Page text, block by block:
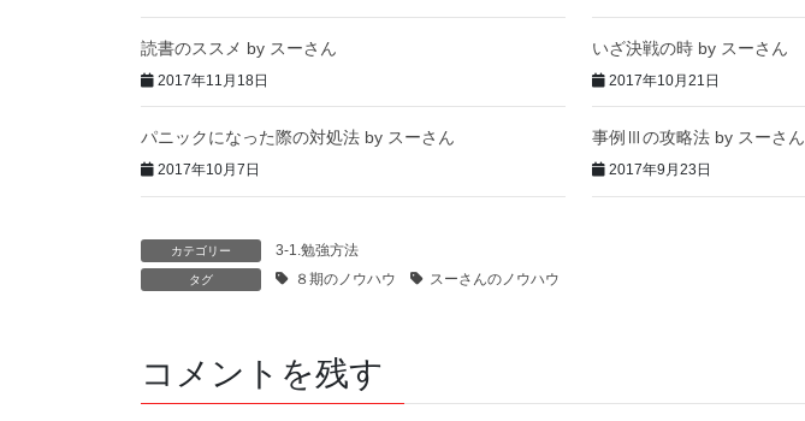
読書のススメ by スーさん
2017年11月18日
いざ決戦の時 by スーさん
2017年10月21日
パニックになった際の対処法 by スーさん
2017年10月7日
事例Ⅲの攻略法 by スーさん
2017年9月23日
カテゴリー 3-1.勉強方法
タグ ８期のノウハウ スーさんのノウハウ
コメントを残す